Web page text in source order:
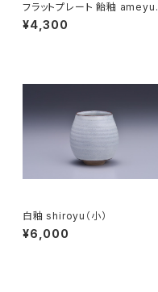
フラットプレート 飴釉 ameyu
（21cm）
¥4,300
白釉 shiroyu（小）
¥6,000